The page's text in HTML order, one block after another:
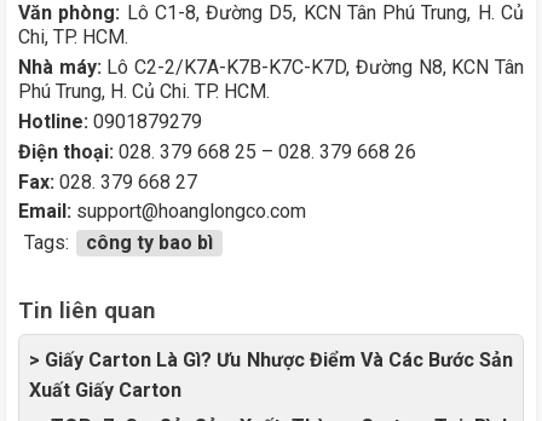
Văn phòng: Lô C1-8, Đường D5, KCN Tân Phú Trung, H. Củ
Chi, TP. HCM.
Nhà máy:Lô C2-2/K7A-K7B-K7C-K7D, Đường N8, KCN Tân
Phú Trung, H. Củ Chi. TP. HCM.
Hotline: 0901879279
Điện thoại: 028. 379 668 25 – 028. 379 668 26
Fax: 028. 379 668 27
Email: support@hoanglongco.com
Tags:
công ty bao bì
Tin liên quan
> Giấy Carton Là Gì? Ưu Nhược Điểm Và Các Bước Sản
Xuất Giấy Carton